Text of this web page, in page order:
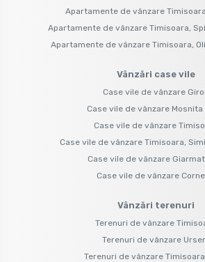
Apartamente de vânzare
Apartamente de vânzare Timisoara,
Apartamente de vânzare Timisoara,
Vânzări case vile
Case vile de vânzare
Case vile de vânzare Mosnita
Case vile de vânzare
Case vile de vânzare Timisoara,
Case vile de vânzare
Case vile de vânzare
Vânzări terenuri
Terenuri de vânzare
Terenuri de vânzare
Terenuri de vânzare